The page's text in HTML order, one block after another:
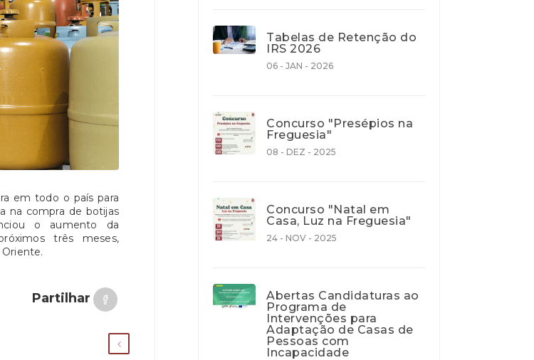
em todo o país para
na compra de botijas
o aumento da
três meses,
Partilhar
Tabelas de Retenção do
IRS 2026
06 - JAN - 2026
Concurso "Presépios na
Freguesia"
08 - DEZ - 2025
Concurso "Natal em
Casa, Luz na Freguesia"
24 - NOV - 2025
Abertas Candidaturas ao
Programa de
Intervenções para
Adaptação de Casas de
Pessoas com
Incapacidade